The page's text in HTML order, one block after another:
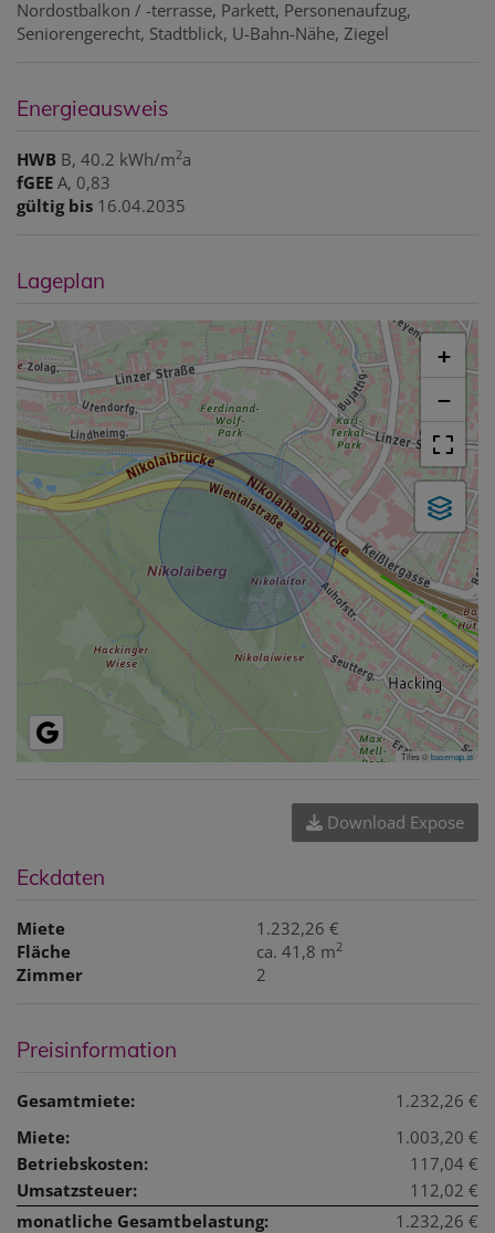
Nordostbalkon / -terrasse Parkett Personenaufzug
Seniorengerecht Stadtblick U-Bahn-Nähe Ziegel
Energieausweis
HWB B, 40.2 kWh/m2a
fGEE A, 0,83
gültig bis 16.04.2035
Lageplan
+
−
Tiles ©basemap.at
Download Expose
Eckdaten
Miete
1.232,26 €
Fläche
ca. 41,8 m2
Zimmer 2
Preisinformation
Gesamtmiete:
1.232,26 €
Miete:
1.003,20 €
Betriebskosten:
117,04 €
Umsatzsteuer:
112,02 €
monatliche Gesamtbelastung:
1.232,26 €